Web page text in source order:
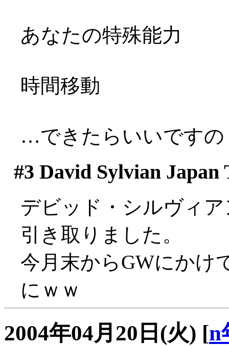
あなたの特殊能力
時間移動
…できたらいいですの
#3 David Sylvian Japan
デビッド・シルヴィ
引き取りました。
今月末からGWにかけ
にｗｗ
2004年04月20日(火) [n